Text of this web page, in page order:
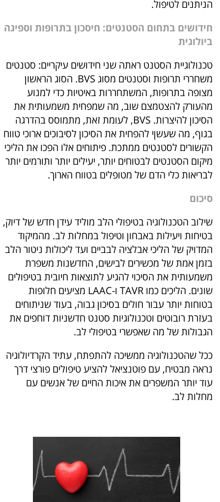
הניתנים לטיפול.
חידושים בתחום הסטנטים: חיסכון בתרופות וספיגה
ביולוגית
טכנולוגיית הסטנט ראתה שני חידושים עיקריים: סטנטים
משחררי תרופות וסטנטים מסוג BVS. הסוג הראשון
מצופה בתרופות, המשתחררות באיטיות כדי למנוע
מהעורק להצטמצם שוב, מה שמפחית משמעותית את
הסיכון להיצרות. BVS, לעומת זאת, מתמוסס בהדרגה
בגוף, מה שעשןי להפחית את הסיכון לסיבוכים ארוכי טווח
הקשורים לסטנטים ממתכת. פיתוחים אלו הפכו את הליכי
מיקום הסטנטים לבטוחים יותר, יעילים יותר ותורמים יותר
לבריאות כלי הדם של מטופלים בטווח הארוך.
סיכום
שילוב הטכנולוגיה בטיפולי הלב מוליד עידן חדש של דיוק,
בטיחות ויעילות באבחון וטיפול במחלות לב. מהמיקוד
המדויק של הליכי אבלציה לבביים ועד ליכולות ניטור הלב
בזמן אמת של מכשירים לבישים, החדשנות משפרת
משמעותית את הסיכוי להגיע לתוצאות חיובית בטיפולים
שונים. הליכים כמו TAVR ו-LAAC מציעים חלופות
בטוחות יותר עבור חולים בסיכון גבוה, בעוד שניתוחים
בעזרת רובוטים וטכנולוגיות סטנט חדשניות דוחפים את
הגבולות של מה שאפשרי בטיפולי לב.
ככל שהטכנולוגיה ממשיכה להתפתח, עתיד הקרדיולוגיה
נראה מבטיח, עם פוטנציאל להציע טיפולים פורצי דרך
עוד יותר המשפרים את איכות החיים של אנשים עם
מחלות לב.